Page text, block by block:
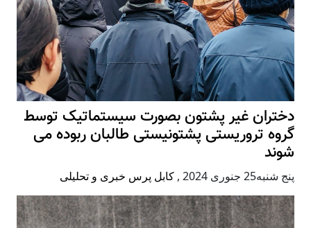
دختران غیر پشتون بصورت سیستماتیک توسط
گروه تروریستی پشتونیستی طالبان ربوده می
شوند
پنج شنبه25 جنوری 2024 , کابل پرس خبری و تحلیلی